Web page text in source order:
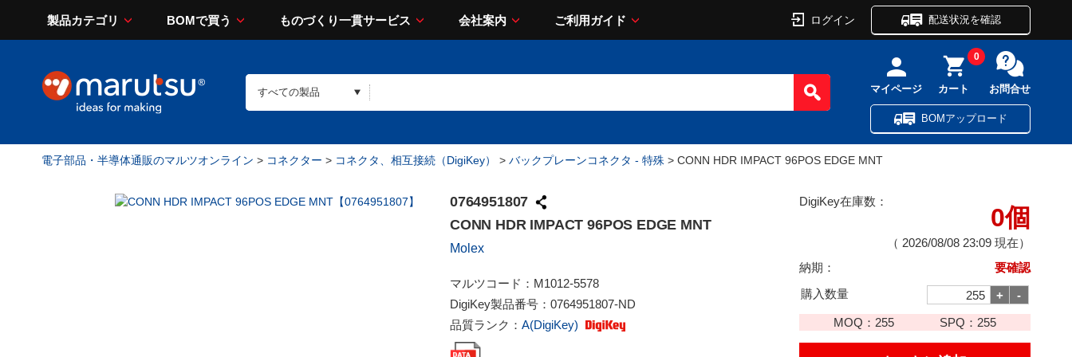
製品カテゴリ BOMで買う ものづくり一貫サービス 会社案内 ご利用ガイド ログイン 配送状況を確認
マイページ カート
0
お問合せ
BOMアップロード
電子部品・半導体通販のマルツオンライン > コネクター > コネクタ、相互接続（DigiKey） > バックプレーンコネクタ - 特殊 > CONN HDR IMPACT 96POS EDGE MNT
0764951807
CONN HDR IMPACT 96POS EDGE MNT
Molex
マルツコード： M1012-5578
DigiKey製品番号： 0764951807-ND
品質ランク： A(DigiKey)
DigiKey在庫数：
0個
（ 2026/08/08 23:09 現在）
納期：
要確認
購入数量
MOQ： 255 SPQ： 255